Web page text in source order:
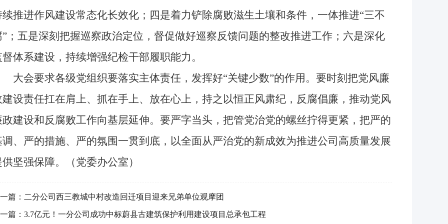
续推进作风建设常态化长效化；四是着力铲除腐败滋生土壤和条件，一体推进“三不
”；五是深刻把握巡察政治定位，督促做好巡察反馈问题的整改推进工作；六是深化
督体系建设，持续增强纪检干部履职能力。
会要求各级党组织要落实主体责任，发挥好“关键少数”的作用。要时刻把党风廉
建设责任扛在肩上、抓在手上、放在心上，持之以恒正风肃纪，反腐倡廉，推动党风
政建设和反腐败工作向基层延伸。要严字当头，把管党治党的螺丝拧得更紧，把严的
调、严的措施、严的氛围一贯到底，以全面从严治党的新成效为推进公司高质量发展
坚强保障。（党委办公室）
篇： 二分公司西三教城中村改造回迁项目迎来兄弟单位观摩团
篇： 3.7亿元！一分公司成功中标蔚县古建筑保护利用建设项目总承包工程